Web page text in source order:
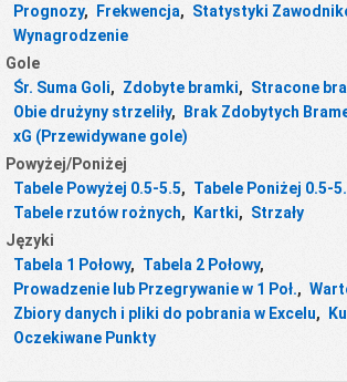
Prognozy, Frekwencja, Statystyki
Wynagrodzenie
Gole
Śr. Suma Goli, Zdobyte bramki, Stracone
Obie drużyny strzeliły, Brak Zdobytych
xG (Przewidywane gole)
Powyżej/Poniżej
Tabele Powyżej 0.5-5.5, Tabele Poniżej 0.5-
Tabele rzutów rożnych, Kartki, Strzały
Języki
Tabela 1 Połowy, Tabela 2 Połowy,
Prowadzenie lub Przegrywanie w 1 Poł.,
Zbiory danych i pliki do pobrania w Excelu,
Oczekiwane Punkty